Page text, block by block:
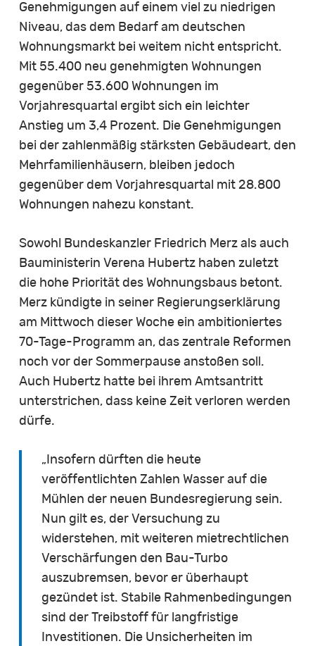
Genehmigungen auf einem viel zu niedrigen
Niveau, das dem Bedarf am deutschen
Wohnungsmarkt bei weitem nicht entspricht.
Mit 55.400 neu genehmigten Wohnungen
gegenüber 53.600 Wohnungen im
Vorjahresquartal ergibt sich ein leichter
Anstieg um 3,4 Prozent. Die Genehmigungen
bei der zahlenmäßig stärksten Gebäudeart, den
Mehrfamilienhäusern, bleiben jedoch
gegenüber dem Vorjahresquartal mit 28.800
Wohnungen nahezu konstant.
Sowohl Bundeskanzler Friedrich Merz als auch
Bauministerin Verena Hubertz haben zuletzt
die hohe Priorität des Wohnungsbaus betont.
Merz kündigte in seiner Regierungserklärung
am Mittwoch dieser Woche ein ambitioniertes
70-Tage-Programm an, das zentrale Reformen
noch vor der Sommerpause anstoßen soll.
Auch Hubertz hatte bei ihrem Amtsantritt
unterstrichen, dass keine Zeit verloren werden
dürfe.
„Insofern dürften die heute
veröffentlichten Zahlen Wasser auf die
Mühlen der neuen Bundesregierung sein.
Nun gilt es, der Versuchung zu
widerstehen, mit weiteren mietrechtlichen
Verschärfungen den Bau-Turbo
auszubremsen, bevor er überhaupt
gezündet ist. Stabile Rahmenbedingungen
sind der Treibstoff für langfristige
Investitionen. Die Unsicherheiten im